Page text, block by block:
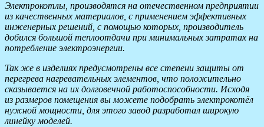
Электрокотлы, производятся на отечественном предприятии
из качественных материалов, с применением эффективных
инженерных решений, с помощью которых, производитель
добился большой теплоотдачи при минимальных затратах на
потребление электроэнергии.
Так же в изделиях предусмотрены все степени защиты от
перегрева нагревательных элементов, что положительно
сказывается на их долговечной работоспособности. Исходя
из размеров помещения вы можете подобрать электрокотёл
нужной мощности, для этого завод разработал широкую
линейку моделей.